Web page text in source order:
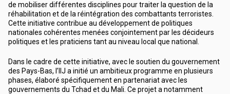
de mobiliser différentes disciplines pour traiter la question de la
réhabilitation et de la réintégration des combattants terroristes.
Cette initiative contribue au développement de politiques
nationales cohérentes menées conjointement par les décideurs
politiques et les praticiens tant au niveau local que national.
Dans le cadre de cette initiative, avec le soutien du gouvernement
des Pays-Bas, l’IIJ a initié un ambitieux programme en plusieurs
phases, élaboré spécifiquement en partenariat avec les
gouvernements du Tchad et du Mali. Ce projet a notamment